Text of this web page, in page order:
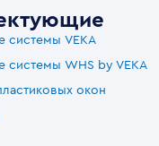
системы VEKA
системы WHS by VEKA
окон